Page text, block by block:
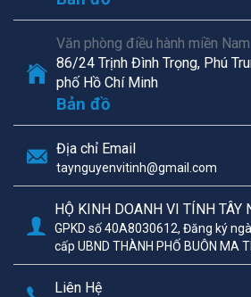
Văn phòng điều hành miền Nam
86/24 Trịnh Đình Trọng, Phú
phố Hồ Chí Minh
Bản đồ
Địa chỉ Email
taynguyenvitinh@gmail.com
HỘ KINH DOANH VI TÍNH TÂY
GPKD số 40A8030612, Đăng ký
cấp UBND THÀNH PHỐ BUÔN MA
Liên Hệ